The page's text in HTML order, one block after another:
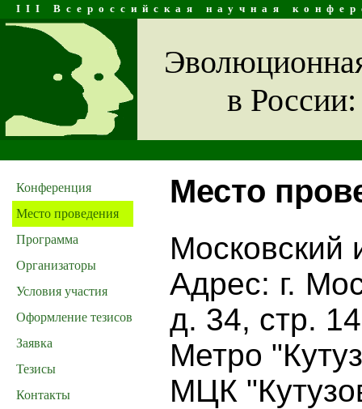
III Всероссийская научная
в
Конференция
Место проведения
Программа
Организаторы
Условия участия
Оформление тезисов
Заявка
Тезисы
Контакты
Место
Московский
Адрес: г.
д. 34, стр. 14
Метро
МЦК